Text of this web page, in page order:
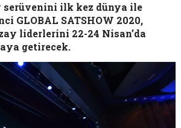
serüvenini ilk kez dünya ile
GLOBAL SATSHOW 2020,
liderlerini 22-24 Nisan’da
getirecek.